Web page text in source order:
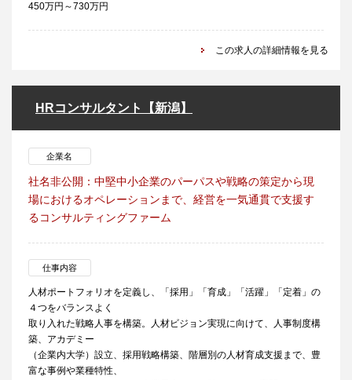
450万円～730万円
この求人の詳細情報を見る
HRコンサルタント【新潟】
企業名
社名非公開：中堅中小企業のパーパスや戦略の策定から現
場におけるオペレーションまで、経営を一気通貫で支援す
るコンサルティングファーム
仕事内容
人材ポートフォリオを定義し、「採用」「育成」「活躍」「定着」の
４つをバランスよく
取り入れた戦略人事を構築。人材ビジョン実現に向けて、人事制度構
築、アカデミー
（企業内大学）設立、採用戦略構築、階層別の人材育成支援まで、豊
富な事例や業種特性、